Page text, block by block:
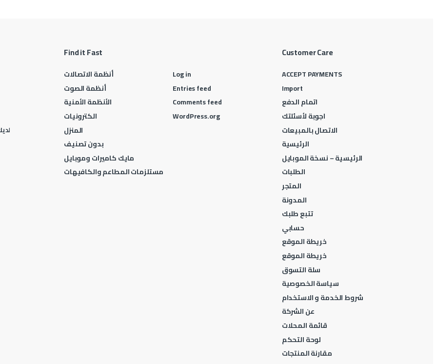
Find it Fast
أنظمة الاتصالات
أنظمة الصوت
الأنظمة الأمنية
الكترونيات
المنزل
بدون تصنيف
مايك كاميرات وموبايل
مستلزمات المطاعم والكافيهات
Log in
Entries feed
Comments feed
WordPress.org
Customer Care
ACCEPT PAYMENTS
Import
اتمام الدفع
اجوبة لأسئلتك
الاتصال بالمبيعات
الرئيسية
الرئيسية – نسخة الموبايل
الطلبات
المتجر
المدونة
تتبع طلبك
حسابي
خريطة الموقع
خريطة الموقع
سلة التسوق
سياسة الخصوصية
شروط الخدمة و الاستخدام
عن الشركة
قائمة المحلات
لوحة التحكم
مقارنة المنتجات